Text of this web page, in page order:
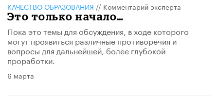
КАЧЕСТВО ОБРАЗОВАНИЯ // Комментарий эксперта
Это только начало…
Пока это темы для обсуждения, в ходе которого
могут проявиться различные противоречия и
вопросы для дальнейшей, более глубокой
проработки.
6 марта